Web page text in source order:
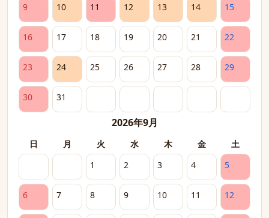
9 10 11 12 13 14 15
16 17 18 19 20 21 22
23 24 25 26 27 28 29
30 31
2026年9月
日 月 火 水 木 金
土
1
2 3 4 5
6 7 8 9 10 11 12